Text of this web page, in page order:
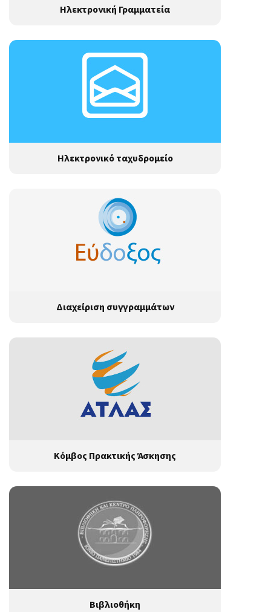
Ηλεκτρονική Γραμματεία
Ηλεκτρονικό ταχυδρομείο
Διαχείριση συγγραμμάτων
Κόμβος Πρακτικής Άσκησης
Βιβλιοθήκη